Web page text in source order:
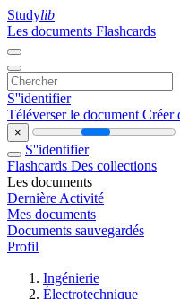
Studylib
Les documents Flashcards
S''identifier
Téléverser le document Créer
×
S''identifier
Flashcards Des collections
Les documents
Dernière Activité
Mes documents
Documents sauvegardés
Profil
Ingénierie
Électrotechnique